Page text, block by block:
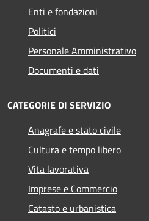
Enti e fondazioni
Politici
Personale Amministrativo
Documenti e dati
CATEGORIE DI SERVIZIO
Anagrafe e stato civile
Cultura e tempo libero
Vita lavorativa
Imprese e Commercio
Catasto e urbanistica